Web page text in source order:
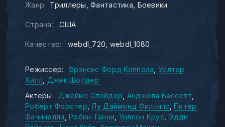
Жанр: Триллеры Фантастика Боевики
Страна: США
Качество: webdl_720 webdl_1080
Режиссер: Фрэнсис Форд Коппола Уолтер
Хилл
Джек Шолдер
Актеры:
Джеймс Спэйдер Анджела Бассетт
Роберт Форстер Лу Даймонд Филлипс Питер
Фачинелли Робин Танни Уилсон Крус Эдди